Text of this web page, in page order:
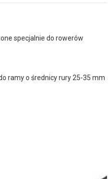
specjalnie do rowerów
ramy o średnicy rury 25-35 mm